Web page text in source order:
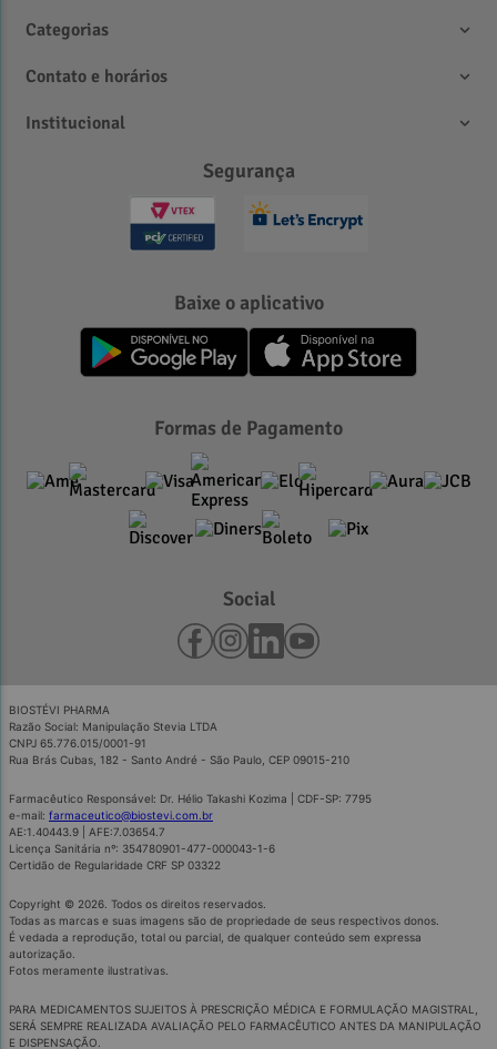
Categorias
Contato e horários
Institucional
Segurança
Baixe o aplicativo
Formas de Pagamento
Social
BIOSTÉVI PHARMA
Razão Social: Manipulação Stevia LTDA
CNPJ 65.776.015/0001-91
Rua Brás Cubas, 182 - Santo André - São Paulo, CEP 09015-210
Farmacêutico Responsável: Dr. Hélio Takashi Kozima | CDF-SP: 7795
e-mail: farmaceutico@biostevi.com.br
AE:1.40443.9 | AFE:7.03654.7
Licença Sanitária nº: 354780901-477-000043-1-6
Certidão de Regularidade CRF SP 03322
Copyright © 2026. Todos os direitos reservados.
Todas as marcas e suas imagens são de propriedade de seus respectivos donos.
É vedada a reprodução, total ou parcial, de qualquer conteúdo sem expressa
autorização.
Fotos meramente ilustrativas.
PARA MEDICAMENTOS SUJEITOS À PRESCRIÇÃO MÉDICA E FORMULAÇÃO MAGISTRAL,
SERÁ SEMPRE REALIZADA AVALIAÇÃO PELO FARMACÊUTICO ANTES DA MANIPULAÇÃO
E DISPENSAÇÃO.